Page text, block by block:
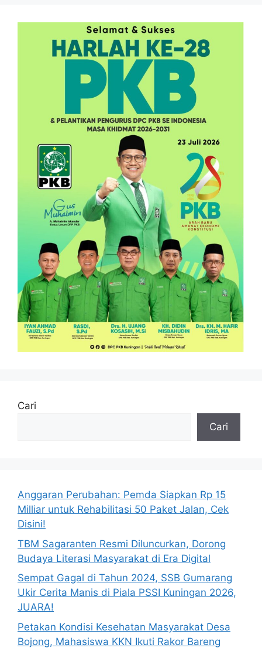
Cari
Cari
Anggaran Perubahan: Pemda Siapkan Rp 15
Milliar untuk Rehabilitasi 50 Paket Jalan, Cek
Disini!
TBM Sagaranten Resmi Diluncurkan, Dorong
Budaya Literasi Masyarakat di Era Digital
Sempat Gagal di Tahun 2024, SSB Gumarang
Ukir Cerita Manis di Piala PSSI Kuningan 2026,
JUARA!
Petakan Kondisi Kesehatan Masyarakat Desa
Bojong, Mahasiswa KKN Ikuti Rakor Bareng